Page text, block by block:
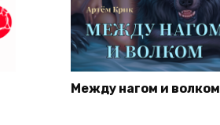
Между нагом и волком